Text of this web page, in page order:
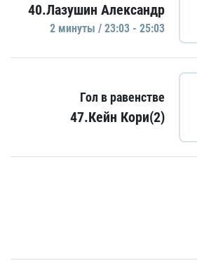
40.Лазушин Александр
2 минуты / 23:03 - 25:03
Гол в равенстве
47.Кейн Кори(2)